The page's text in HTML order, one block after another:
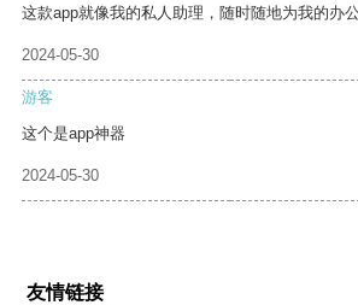
这款app就像我的私人助理，随时随地为我的办公
2024-05-30
游客
这个是app神器
2024-05-30
友情链接